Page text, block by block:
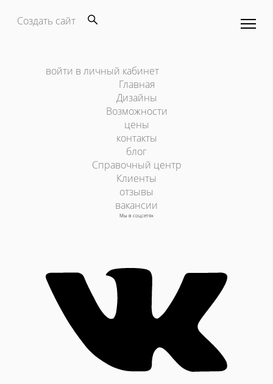
Создать сайт
войти в личный кабинет
Главная
Дизайны
Возможности
цены
контакты
блог
Справочный центр
Клиенты
отзывы
вакансии
Мы в соцсетях